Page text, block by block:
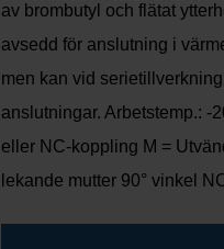
av brombutyl och flätat
avsedd för anslutning i
men kan vid
anslutningar. Arbetstemp.: -
eller NC-koppling M =
lekande mutter 90° vinkel